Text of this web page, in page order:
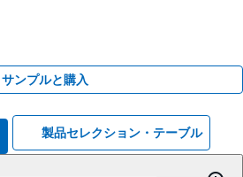
サンプルと購入
製品セレクション・テーブル